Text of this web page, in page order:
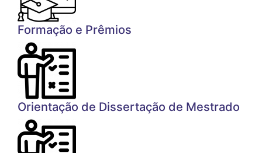
Formação e Prêmios
Orientação de Dissertação de Mestrado